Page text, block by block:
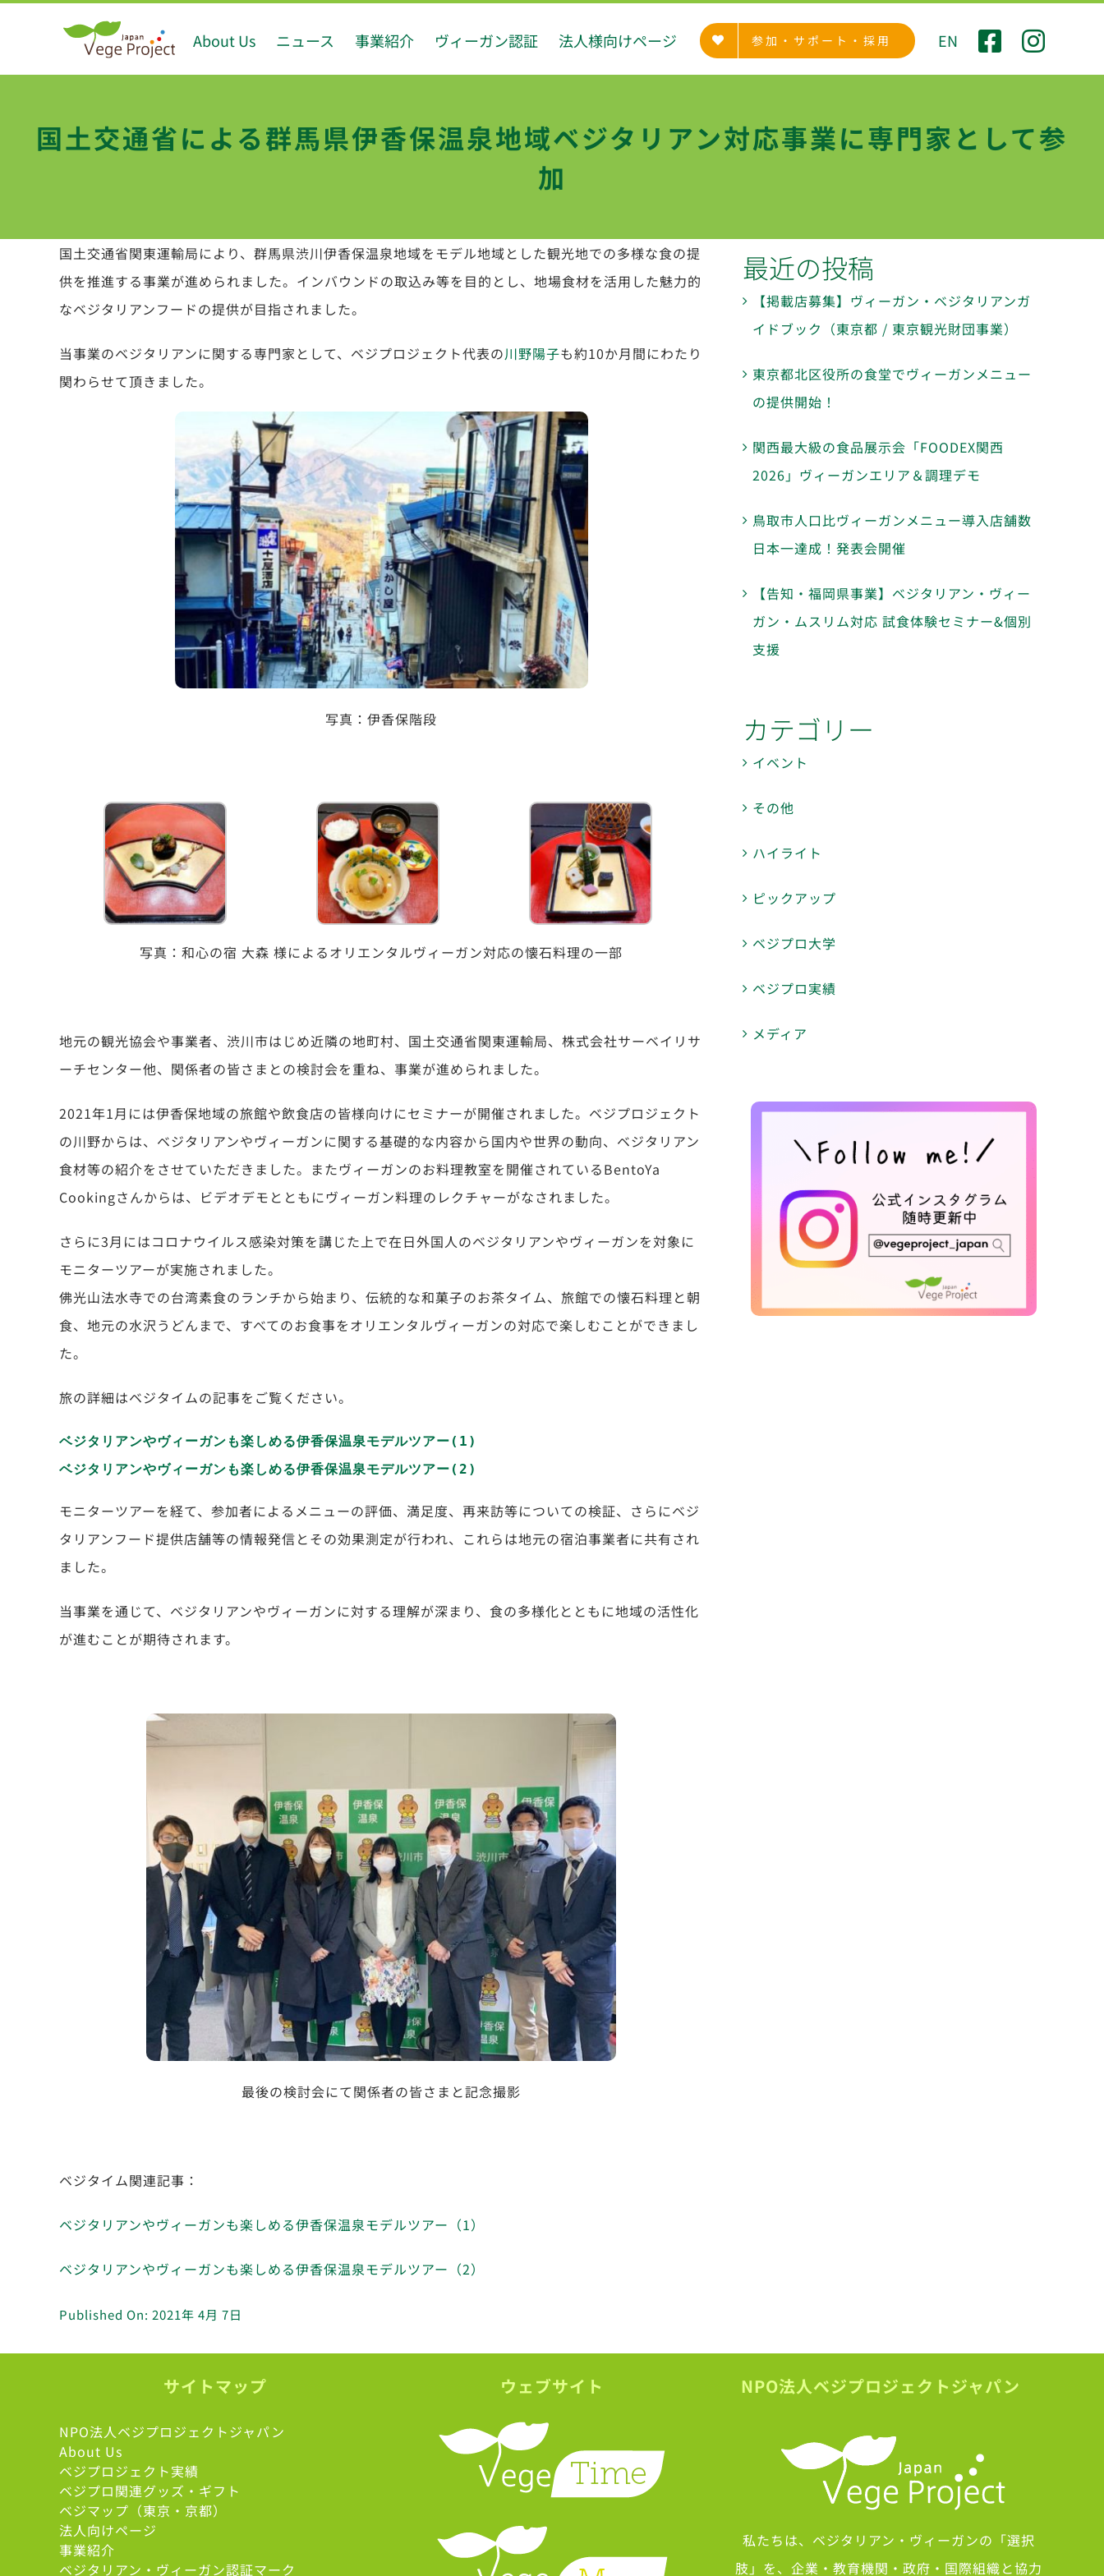
About Us ニュース 事業紹介 ヴィーガン認証 法人様向けページ 参加・サポート・採用 EN
国土交通省による群馬県伊香保温泉地域ベジタリアン対応事業に専門家として参
加
国土交通省関東運輸局により、群馬県渋川伊香保温泉地域をモデル地域とした観光地での多様な食の提
供を推進する事業が進められました。インバウンドの取込み等を目的とし、地場食材を活用した魅力的
なベジタリアンフードの提供が目指されました。
当事業のベジタリアンに関する専門家として、ベジプロジェクト代表の川野陽子も約10か月間にわたり
関わらせて頂きました。
写真：伊香保階段
写真：和心の宿 大森 様によるオリエンタルヴィーガン対応の懐石料理の一部
地元の観光協会や事業者、渋川市はじめ近隣の地町村、国土交通省関東運輸局、株式会社サーベイリサ
ーチセンター他、関係者の皆さまとの検討会を重ね、事業が進められました。
2021年1月には伊香保地域の旅館や飲食店の皆様向けにセミナーが開催されました。ベジプロジェクト
の川野からは、ベジタリアンやヴィーガンに関する基礎的な内容から国内や世界の動向、ベジタリアン
食材等の紹介をさせていただきました。またヴィーガンのお料理教室を開催されているBentoYa
Cookingさんからは、ビデオデモとともにヴィーガン料理のレクチャーがなされました。
さらに3月にはコロナウイルス感染対策を講じた上で在日外国人のベジタリアンやヴィーガンを対象に
モニターツアーが実施されました。
佛光山法水寺での台湾素食のランチから始まり、伝統的な和菓子のお茶タイム、旅館での懐石料理と朝
食、地元の水沢うどんまで、すべてのお食事をオリエンタルヴィーガンの対応で楽しむことができまし
た。
旅の詳細はベジタイムの記事をご覧ください。
ベジタリアンやヴィーガンも楽しめる伊香保温泉モデルツアー(1)
ベジタリアンやヴィーガンも楽しめる伊香保温泉モデルツアー(2)
モニターツアーを経て、参加者によるメニューの評価、満足度、再来訪等についての検証、さらにベジ
タリアンフード提供店舗等の情報発信とその効果測定が行われ、これらは地元の宿泊事業者に共有され
ました。
当事業を通じて、ベジタリアンやヴィーガンに対する理解が深まり、食の多様化とともに地域の活性化
が進むことが期待されます。
最後の検討会にて関係者の皆さまと記念撮影
ベジタイム関連記事：
ベジタリアンやヴィーガンも楽しめる伊香保温泉モデルツアー（1）
ベジタリアンやヴィーガンも楽しめる伊香保温泉モデルツアー（2）
Published On: 2021年 4月 7日
最近の投稿
【掲載店募集】ヴィーガン・ベジタリアンガ
イドブック（東京都 / 東京観光財団事業）
東京都北区役所の食堂でヴィーガンメニュー
の提供開始！
関西最大級の食品展示会「FOODEX関西
2026」ヴィーガンエリア＆調理デモ
鳥取市人口比ヴィーガンメニュー導入店舗数
日本一達成！発表会開催
【告知・福岡県事業】ベジタリアン・ヴィー
ガン・ムスリム対応 試食体験セミナー&個別
支援
カテゴリー
イベント
その他
ハイライト
ピックアップ
ベジプロ大学
ベジプロ実績
メディア
サイトマップ
NPO法人ベジプロジェクトジャパン
About Us
ベジプロジェクト実績
ベジプロ関連グッズ・ギフト
ベジマップ（東京・京都）
法人向けページ
事業紹介
ベジタリアン・ヴィーガン認証マーク
ウェブサイト NPO法人ベジプロジェクトジャパン
私たちは、ベジタリアン・ヴィーガンの「選択
肢」を、企業・教育機関・政府・国際組織と協力